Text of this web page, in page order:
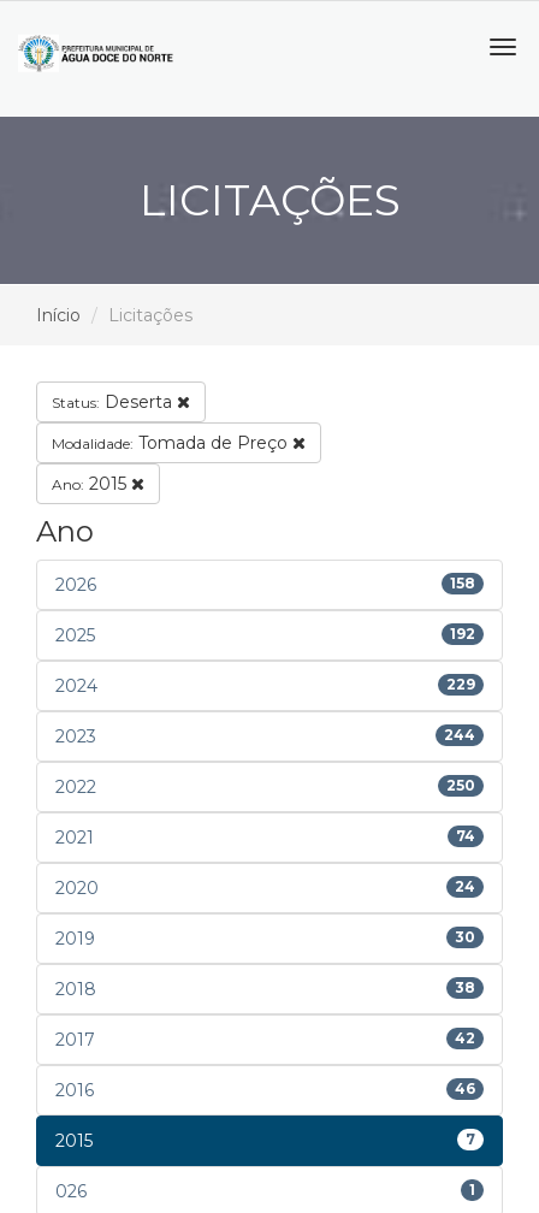
LICITAÇÕES
Início Licitações
Status: Deserta
Modalidade: Tomada de Preço
Ano: 2015
Ano
2026 158
2025 192
2024 229
2023 244
2022 250
2021 74
2020 24
2019 30
2018 38
2017 42
2016 46
2015 7
026 1